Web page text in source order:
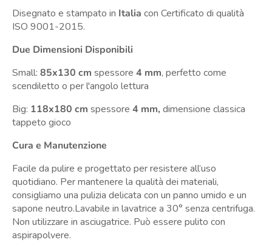
Disegnato e stampato in Italia con Certificato di qualità
ISO 9001-2015.
Due Dimensioni Disponibili
Small: 85x130 cm spessore 4 mm, perfetto come
scendiletto o per l'angolo lettura
Big: 118x180 cm spessore 4 mm,dimensione classica
tappeto gioco
Cura e Manutenzione
Facile da pulire e progettato per resistere all’uso
quotidiano. Per mantenere la qualità dei materiali,
consigliamo una pulizia delicata con un panno umido e un
sapone neutro.Lavabile in lavatrice a 30° senza centrifuga.
Non utilizzare in asciugatrice. Può essere pulito con
aspirapolvere.